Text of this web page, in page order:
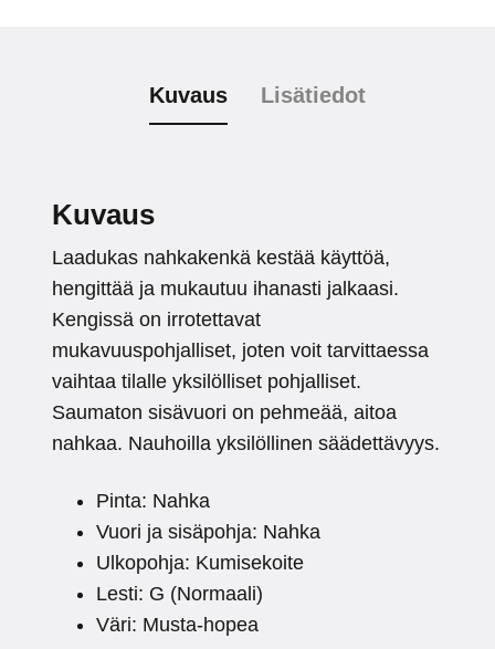
Kuvaus Lisätiedot
Kuvaus
Laadukas nahkakenkä kestää käyttöä,
hengittää ja mukautuu ihanasti jalkaasi.
Kengissä on irrotettavat
mukavuuspohjalliset, joten voit tarvittaessa
vaihtaa tilalle yksilölliset pohjalliset.
Saumaton sisävuori on pehmeää, aitoa
nahkaa. Nauhoilla yksilöllinen säädettävyys.
Pinta: Nahka
Vuori ja sisäpohja: Nahka
Ulkopohja: Kumisekoite
Lesti: G (Normaali)
Väri: Musta-hopea